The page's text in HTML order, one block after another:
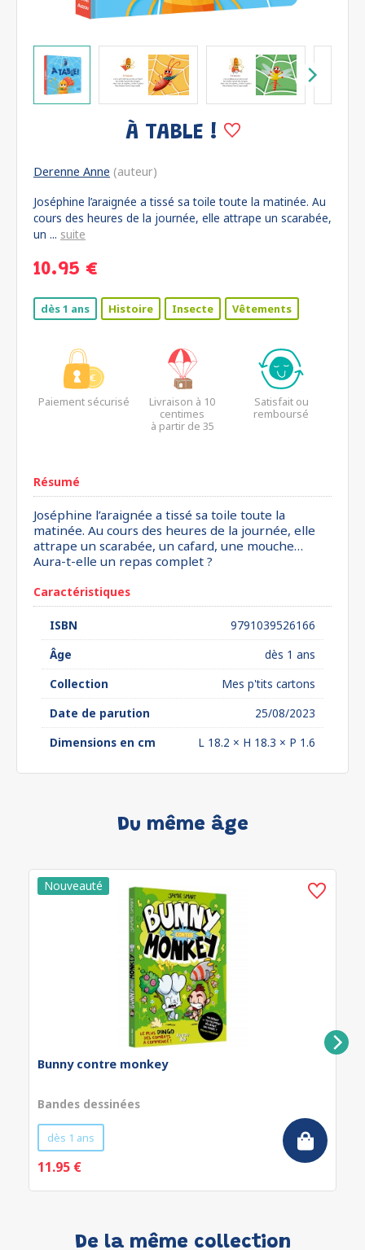
À TABLE !
Derenne Anne (auteur)
Joséphine l’araignée a tissé sa toile toute la matinée. Au
cours des heures de la journée, elle attrape un scarabée,
un ... suite
10.95 €
dès 1 ans Histoire Insecte Vêtements
Paiement sécurisé
Livraison à 10
centimes
à partir de 35
Satisfait ou
remboursé
Résumé
Joséphine l’araignée a tissé sa toile toute la
matinée. Au cours des heures de la journée, elle
attrape un scarabée, un cafard, une mouche…
Aura-t-elle un repas complet ?
Caractéristiques
ISBN
9791039526166
Âge
dès 1 ans
Collection
Mes p'tits cartons
Date de parution
25/08/2023
Dimensions en cm
L 18.2 × H 18.3 × P 1.6
Du même âge
Bunny contre monkey
Bandes dessinées
dès 1 ans
11.95 €
De la même collection